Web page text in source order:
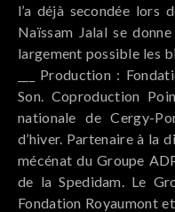
l’a déjà secondée lors
Naïssam Jalal se
largement possible les
___ Production :
Son. Coproduction
nationale de Cergy-
d’hiver. Partenaire à la
mécénat du Groupe
de la Spedidam. Le
Fondation Royaumont